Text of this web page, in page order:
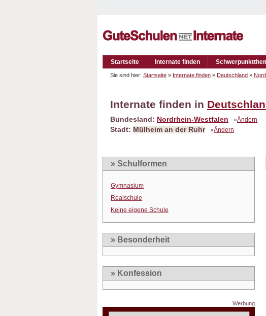
Startseite Internate finden
Sie sind hier: Startseite » Internate finden » Deutschland »
Internate finden in
Bundesland: Nordrhein-Westfalen »Ändern
Stadt: Mülheim an der Ruhr »Ändern
» Schulformen
Gymnasium
Realschule
Keine eigene Schule
» Besonderheit
» Konfession
Werbung